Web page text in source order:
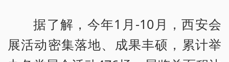
据了解，今年1月-10月，西安会
展活动密集落地、成果丰硕，累计举